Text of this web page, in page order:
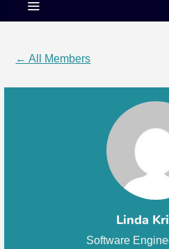
← All Members
Linda
Software